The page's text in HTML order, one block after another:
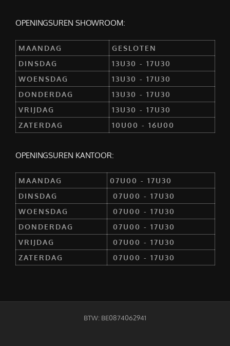
OPENINGSUREN SHOWROOM:
MAANDAG
GESLOTEN
DINSDAG
13U30 - 17U30
WOENSDAG
13U30 - 17U30
DONDERDAG
13U30 - 17U30
VRIJDAG
13U30 - 17U30
ZATERDAG
10U00 - 16U00
OPENINGSUREN KANTOOR:
MAANDAG
07U00 - 17U30
DINSDAG
07U00 - 17U30
WOENSDAG
07U00 - 17U30
DONDERDAG
07U00 - 17U30
VRIJDAG
07U00 - 17U30
ZATERDAG
07U00 - 17U30
BTW: BE0874062941